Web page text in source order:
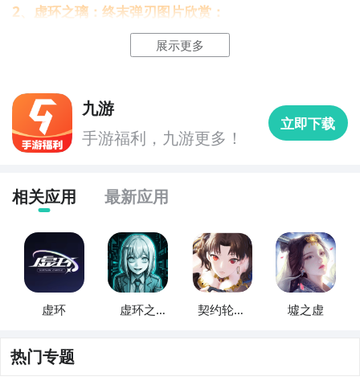
最直接的方法就是到九游APP进行下载，九游APP提供
海量的精品游戏下载，
索，点击进入到游戏专区中，如图所示：如图所示，这
样你就不用四处寻求游戏下载包，简简单单的两步你就
可以安装了，同时​还有大量的安卓手机游戏攻略。
九游APP下载 【高速下载】
2、虚环之璃：终末弹刃图片欣赏：
展示更多
九游
手游福利，九游更多！
立即下载
相关应用 最新应用
虚环
虚环之
契约轮回
墟之虚
热门专题